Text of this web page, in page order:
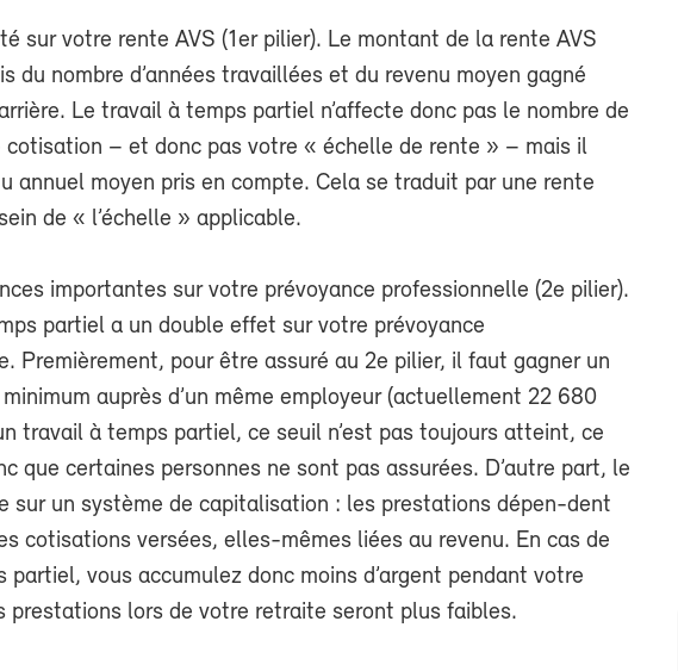
sur votre rente AVS (1er pilier). Le montant de la rente AVS
du nombre d’années travaillées et du revenu moyen gagné
Le travail à temps partiel n’affecte donc pas le nombre de
cotisation – et donc pas votre « échelle de rente » – mais il
annuel moyen pris en compte. Cela se traduit par une rente
de « l’échelle » applicable.
importantes sur votre prévoyance professionnelle (2e pilier).
partiel a un double effet sur votre prévoyance
Premièrement, pour être assuré au 2e pilier, il faut gagner un
auprès d’un même employeur (actuellement 22 680
travail à temps partiel, ce seuil n’est pas toujours atteint, ce
que certaines personnes ne sont pas assurées. D’autre part, le
sur un système de capitalisation : les prestations dépen-dent
cotisations versées, elles-mêmes liées au revenu. En cas de
partiel, vous accumulez donc moins d’argent pendant votre
prestations lors de votre retraite seront plus faibles.